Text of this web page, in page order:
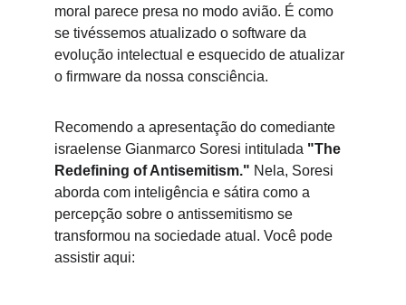
moral parece presa no modo avião. É como
se tivéssemos atualizado o software da
evolução intelectual e esquecido de atualizar
o firmware da nossa consciência.
Recomendo a apresentação do comediante
israelense Gianmarco Soresi intitulada "The
Redefining of Antisemitism." Nela, Soresi
aborda com inteligência e sátira como a
percepção sobre o antissemitismo se
transformou na sociedade atual. Você pode
assistir aqui: